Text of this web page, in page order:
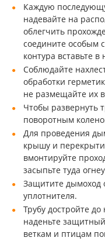
Каждую
надевайте на
облегчить
соедините особым
контура вставьте
Соблюдайте
обработки
не размещайте их
Чтобы развернуть
поворотным
Для проведения
крышу и
вмонтируйте
засыпьте туда
Защитите дымоход
уплотнителя.
Трубу достройте
наденьте
веткам и птицам